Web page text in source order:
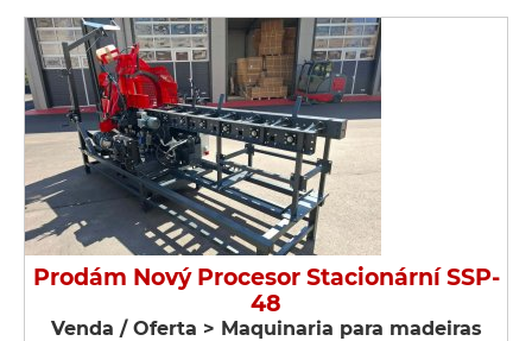
Prodám Nový Procesor Stacionární SSP-
48
Venda / Oferta > Maquinaria para madeiras